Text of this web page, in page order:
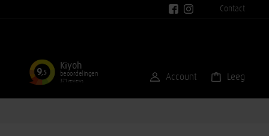
Contact
9,5
Kiyoh
beoordelingen
371 reviews Account Leeg